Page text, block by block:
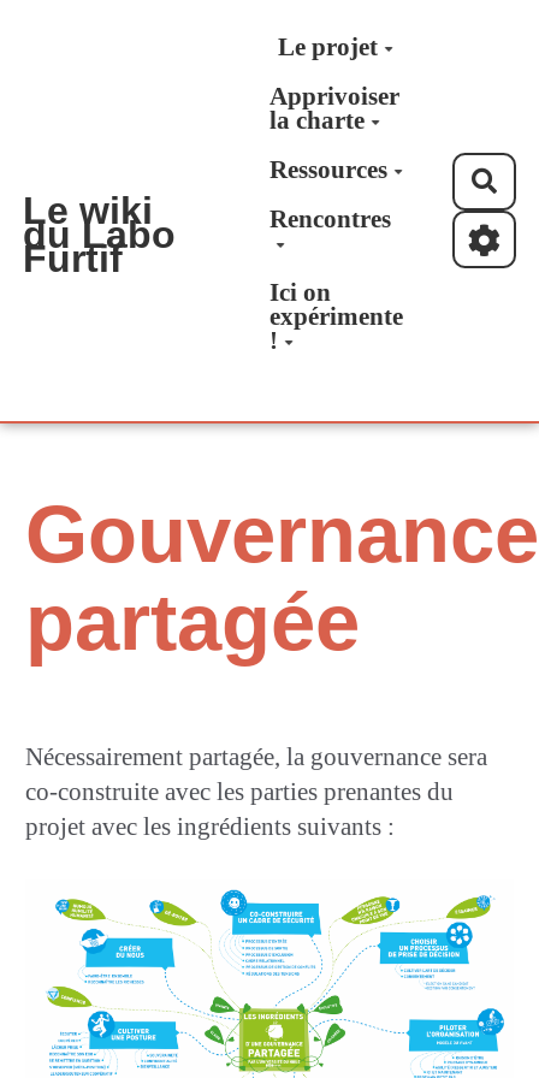
Aller au contenu principal
Le wiki
du Labo
Furtif
Le projet
Apprivoiser
la charte
Ressources
Rencontres
Ici on
expérimente
!
Gouvernance
partagée
Nécessairement partagée, la gouvernance sera
co-construite avec les parties prenantes du
projet avec les ingrédients suivants :